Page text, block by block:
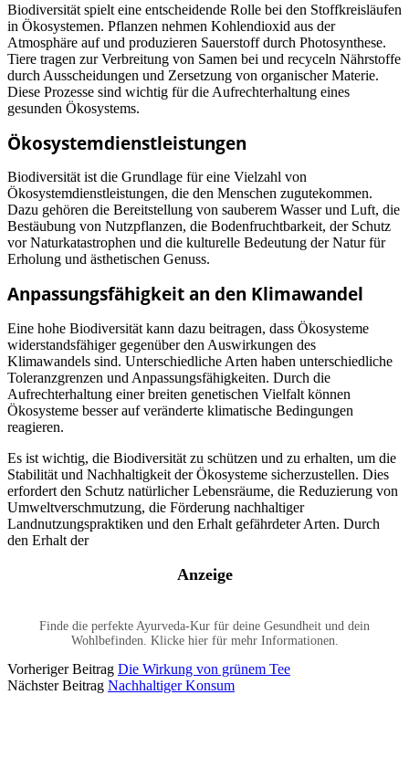
Biodiversität spielt eine entscheidende Rolle bei den Stoffkreisläufen
in Ökosystemen. Pflanzen nehmen Kohlendioxid aus der
Atmosphäre auf und produzieren Sauerstoff durch Photosynthese.
Tiere tragen zur Verbreitung von Samen bei und recyceln Nährstoffe
durch Ausscheidungen und Zersetzung von organischer Materie.
Diese Prozesse sind wichtig für die Aufrechterhaltung eines
gesunden Ökosystems.
Ökosystemdienstleistungen
Biodiversität ist die Grundlage für eine Vielzahl von
Ökosystemdienstleistungen, die den Menschen zugutekommen.
Dazu gehören die Bereitstellung von sauberem Wasser und Luft, die
Bestäubung von Nutzpflanzen, die Bodenfruchtbarkeit, der Schutz
vor Naturkatastrophen und die kulturelle Bedeutung der Natur für
Erholung und ästhetischen Genuss.
Anpassungsfähigkeit an den Klimawandel
Eine hohe Biodiversität kann dazu beitragen, dass Ökosysteme
widerstandsfähiger gegenüber den Auswirkungen des
Klimawandels sind. Unterschiedliche Arten haben unterschiedliche
Toleranzgrenzen und Anpassungsfähigkeiten. Durch die
Aufrechterhaltung einer breiten genetischen Vielfalt können
Ökosysteme besser auf veränderte klimatische Bedingungen
reagieren.
Es ist wichtig, die Biodiversität zu schützen und zu erhalten, um die
Stabilität und Nachhaltigkeit der Ökosysteme sicherzustellen. Dies
erfordert den Schutz natürlicher Lebensräume, die Reduzierung von
Umweltverschmutzung, die Förderung nachhaltiger
Landnutzungspraktiken und den Erhalt gefährdeter Arten. Durch
den Erhalt der
Anzeige
Finde die perfekte Ayurveda-Kur für deine Gesundheit und dein
Wohlbefinden. Klicke hier für mehr Informationen.
Vorheriger Beitrag Die Wirkung von grünem Tee
Nächster Beitrag Nachhaltiger Konsum